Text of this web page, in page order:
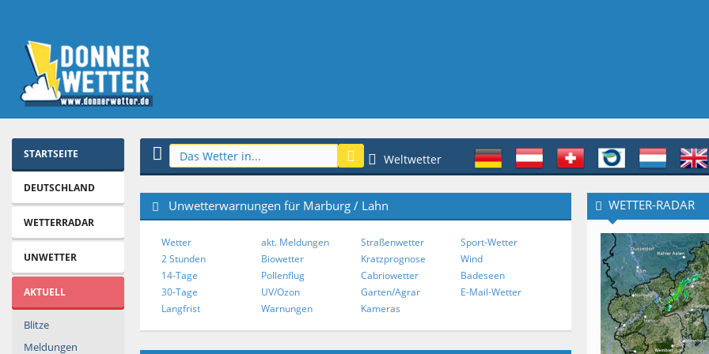
STARTSEITE
DEUTSCHLAND
WETTERRADAR
UNWETTER
AKTUELL
Blitze
Meldungen
Weltwetter
Unwetterwarnungen für Marburg / Lahn
Wetter
2 Stunden
14-Tage
30-Tage
Langfrist
akt. Meldungen
Biowetter
Pollenflug
UV/Ozon
Warnungen
Straßenwetter
Kratzprognose
Cabriowetter
Garten/Agrar
Kameras
Sport-Wetter
Wind
Badeseen
E-Mail-Wetter
WETTER-RADAR